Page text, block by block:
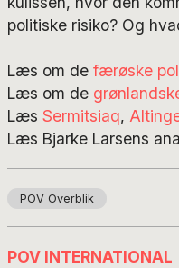
politiske risiko? Og
Læs om de færøske
Læs om de
Læs Sermitsiaq,
Læs Bjarke Larsens
POV Overblik
POV INTERNATIONAL